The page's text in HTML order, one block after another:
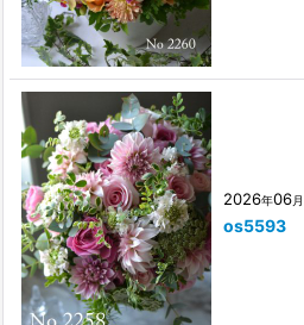
2026年06月
os5593